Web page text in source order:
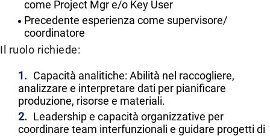
come Project Mgr e/o Key User
Precedente esperienza come supervisore/
coordinatore
Il ruolo richiede:
Capacità analitiche: Abilità nel raccogliere,
analizzare e interpretare dati per pianificare
produzione, risorse e materiali.
Leadership e capacità organizzative per
coordinare team interfunzionali e guidare progetti di